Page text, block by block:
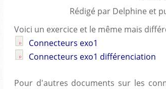
Rédigé par Delphine et
Voici un exercice et le même mais
Connecteurs exo1
Connecteurs exo1 différenciation
Pour d'autres documents sur les